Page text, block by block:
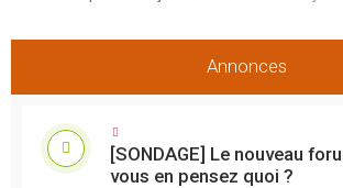
Annonces
[SONDAGE] Le nouveau
vous en pensez quoi ?